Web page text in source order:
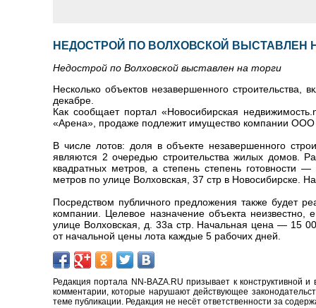
НЕДОСТРОЙ ПО ВОЛХОВСКОЙ ВЫСТАВЛЕН
Недострой по Волховской выставлен на торги
Несколько объектов незавершенного
декабре.
Как сообщает портал «Новосибирская
«Арена», продаже подлежит имущество компании
В числе лотов: доля в объекте незавершенного
являются 2 очередью строительства жилых домов.
квадратных метров, а степень степень
метров по улице Волховская, 37 стр в Новосибирске.
Посредством публичного предложения также будет
компании. Целевое назначение объекта
улице Волховская, д. 33а стр. Начальная цена — 15
от начальной цены лота каждые 5 рабочих дней.
Редакция портала NN-BAZA.RU призывает к конструктивной
комментарии, которые нарушают действующее
теме публикации. Редакция не несёт ответственности за